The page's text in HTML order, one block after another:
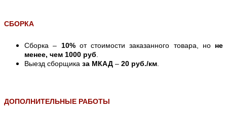
СБОРКА
Сборка – 10%от стоимости заказанного товара, но не
менее, чем 1000 руб
Выезд сборщика за МКАД – 20 руб./км
ДОПОЛНИТЕЛЬНЫЕ РАБОТЫ